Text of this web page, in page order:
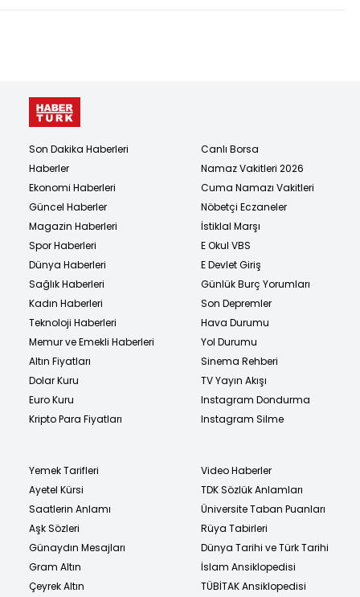
Son Dakika Haberleri
Haberler
Ekonomi Haberleri
Güncel Haberler
Magazin Haberleri
Spor Haberleri
Dünya Haberleri
Sağlık Haberleri
Kadın Haberleri
Teknoloji Haberleri
Memur ve Emekli Haberleri
Altın Fiyatları
Dolar Kuru
Euro Kuru
Kripto Para Fiyatları
Canlı Borsa
Namaz Vakitleri 2026
Cuma Namazı Vakitleri
Nöbetçi Eczaneler
İstiklal Marşı
E Okul VBS
E Devlet Giriş
Günlük Burç Yorumları
Son Depremler
Hava Durumu
Yol Durumu
Sinema Rehberi
TV Yayın Akışı
Instagram Dondurma
Instagram Silme
Yemek Tarifleri
Ayetel Kürsi
Saatlerin Anlamı
Aşk Sözleri
Günaydın Mesajları
Gram Altın
Çeyrek Altın
Video Haberler
TDK Sözlük Anlamları
Üniversite Taban Puanları
Rüya Tabirleri
Dünya Tarihi ve Türk Tarihi
İslam Ansiklopedisi
TÜBİTAK Ansiklopedisi